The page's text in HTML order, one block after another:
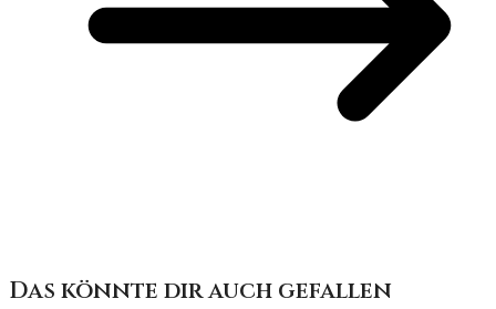
Das könnte dir auch gefallen